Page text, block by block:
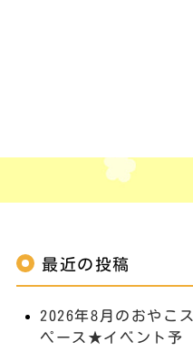
最近の投稿
2026年8月のおやこス
ペース★イベント予